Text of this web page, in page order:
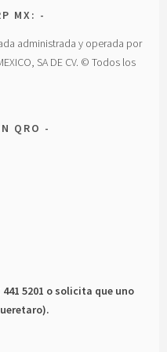
MX:
administrada y operada por
SA DE CV. © Todos los
QRO
5201 o solicita que uno